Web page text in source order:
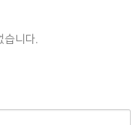
습니다.